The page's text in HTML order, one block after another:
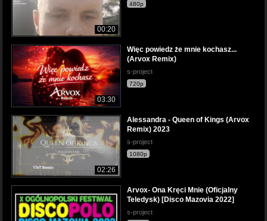
00:20
480p
03:30
Więc powiedz że mnie kochasz...
(Arvox Remix)
s-project
720p
02:26
Alessandra - Queen of Kings (Arvox
Remix) 2023
s-project
1080p
Arvox- Ona Kręci Mnie (Oficjalny
Teledysk) [Disco Mazovia 2022]
s-project